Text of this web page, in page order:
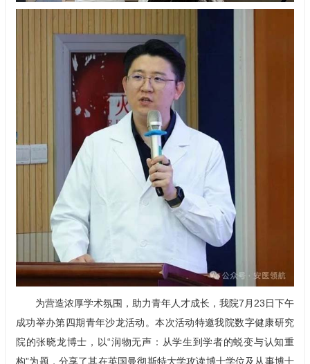
为营造浓厚学术氛围，助力青年人才成长，我院7月23日下午
成功举办第四期青年沙龙活动。本次活动特邀我院数字健康研究
院的张晓龙博士，以“润物无声：从学生到学者的蜕变与认知重
构”为题，分享了其在英国曼彻斯特大学攻读博士学位及从事博士